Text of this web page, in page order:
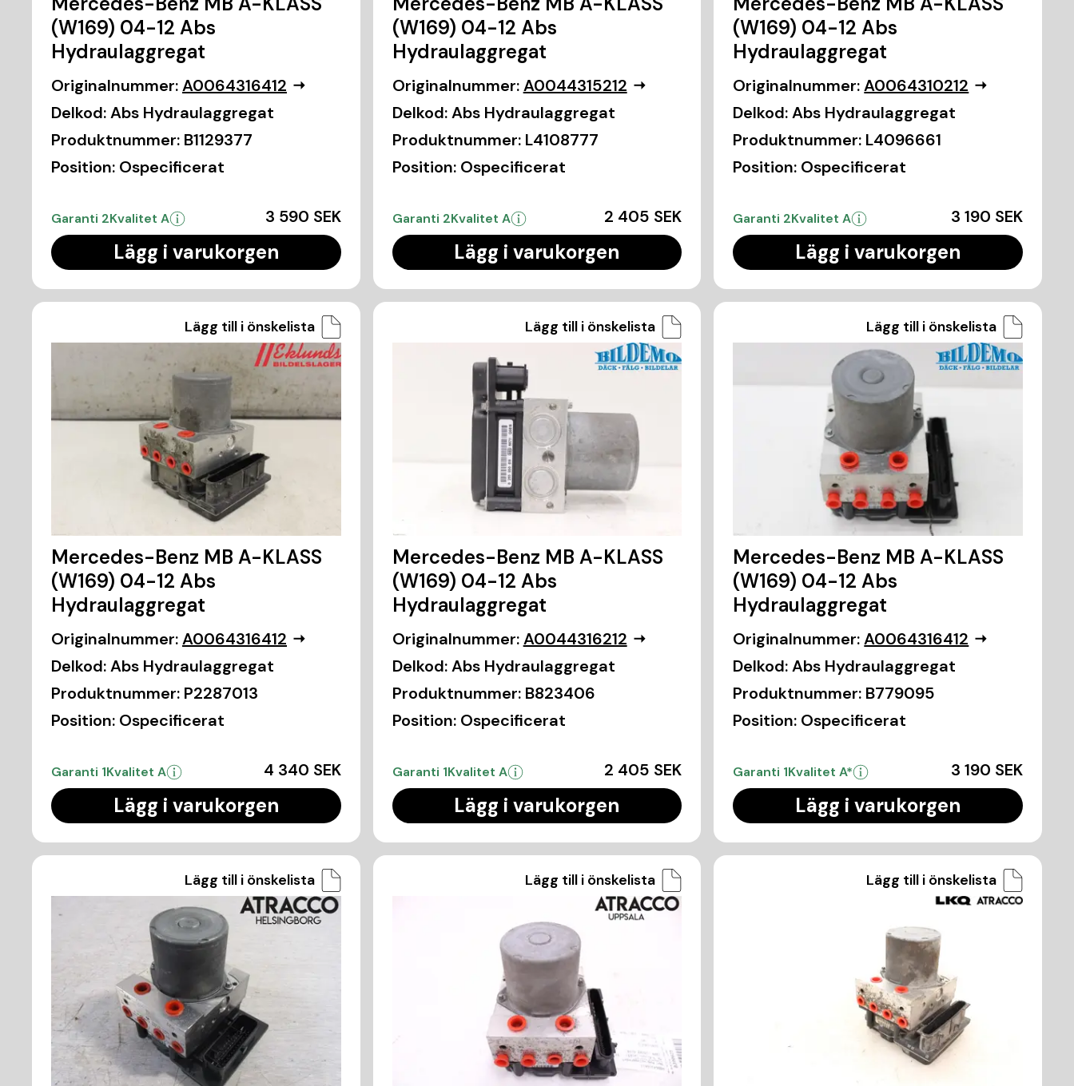
(W169) 04-12 Abs
Hydraulaggregat
Originalnummer:A0064316412
Delkod:Abs Hydraulaggregat
Produktnummer: B1129377
Position: Ospecificerat
Garanti 2Kvalitet A 3 590 SEK
Lägg i varukorgen
(W169) 04-12 Abs
Hydraulaggregat
Originalnummer: A0044315212
Delkod: Abs Hydraulaggregat
Produktnummer: L4108777
Position: Ospecificerat
Garanti 2Kvalitet A 2 405 SEK
Lägg i varukorgen
(W169) 04-12 Abs
Hydraulaggregat
Originalnummer: A0064310212
Delkod: Abs Hydraulaggregat
Produktnummer: L4096661
Position: Ospecificerat
Garanti 2Kvalitet A 3 190 SEK
Lägg i varukorgen
Lägg till i önskelista
Mercedes-Benz MB A-KLASS
(W169) 04-12 Abs
Hydraulaggregat
Originalnummer:A0064316412
Delkod:Abs Hydraulaggregat
Produktnummer: P2287013
Position: Ospecificerat
Garanti 1Kvalitet A 4 340 SEK
Lägg i varukorgen
Lägg till i önskelista
Mercedes-Benz MB A-KLASS
(W169) 04-12 Abs
Hydraulaggregat
Originalnummer: A0044316212
Delkod: Abs Hydraulaggregat
Produktnummer: B823406
Position: Ospecificerat
Garanti 1Kvalitet A 2 405 SEK
Lägg i varukorgen
Lägg till i önskelista
Mercedes-Benz MB A-KLASS
(W169) 04-12 Abs
Hydraulaggregat
Originalnummer: A0064316412
Delkod: Abs Hydraulaggregat
Produktnummer: B779095
Position: Ospecificerat
Garanti 1Kvalitet A* 3 190 SEK
Lägg i varukorgen
Lägg till i önskelista Lägg till i önskelista Lägg till i önskelista